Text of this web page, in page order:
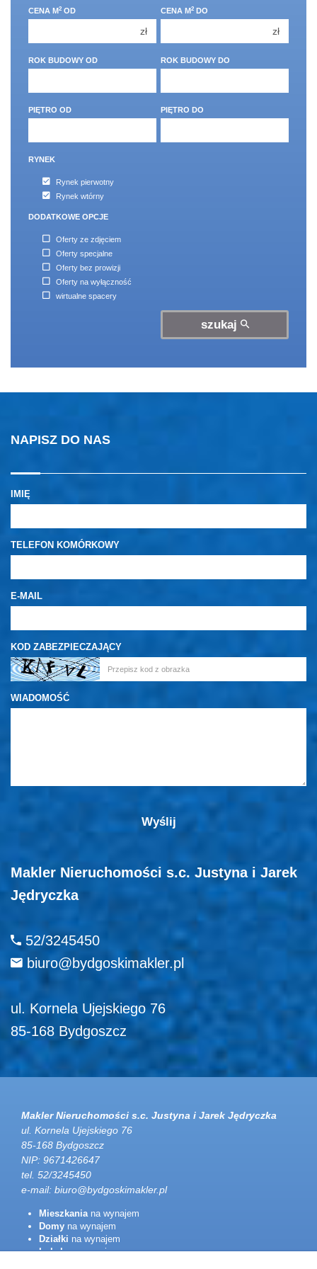
4 pokoje
6 pokoi
4 pokoje
6 pokoi
CENA M2 OD
zł
CENA M2 DO
zł
ROK BUDOWY OD ROK BUDOWY DO
PIĘTRO OD PIĘTRO DO
RYNEK
Rynek pierwotny
Rynek wtórny
DODATKOWE OPCJE
Oferty ze zdjęciem
Oferty specjalne
Oferty bez prowizji
Oferty na wyłączność
wirtualne spacery
szukaj
NAPISZ DO NAS
IMIĘ
TELEFON KOMÓRKOWY
E-MAIL
KOD ZABEZPIECZAJĄCY
WIADOMOŚĆ
Makler Nieruchomości s.c. Justyna i Jarek
Jędryczka
52/3245450
biuro@bydgoskimakler.pl
ul. Kornela Ujejskiego 76
85-168 Bydgoszcz
Makler Nieruchomości s.c. Justyna i Jarek Jędryczka
ul. Kornela Ujejskiego 76
85-168 Bydgoszcz
NIP: 9671426647
tel. 52/3245450
e-mail: biuro@bydgoskimakler.pl
Mieszkaniana wynajem
Domy na wynajem
Działki na wynajem
Lokalena wynajem